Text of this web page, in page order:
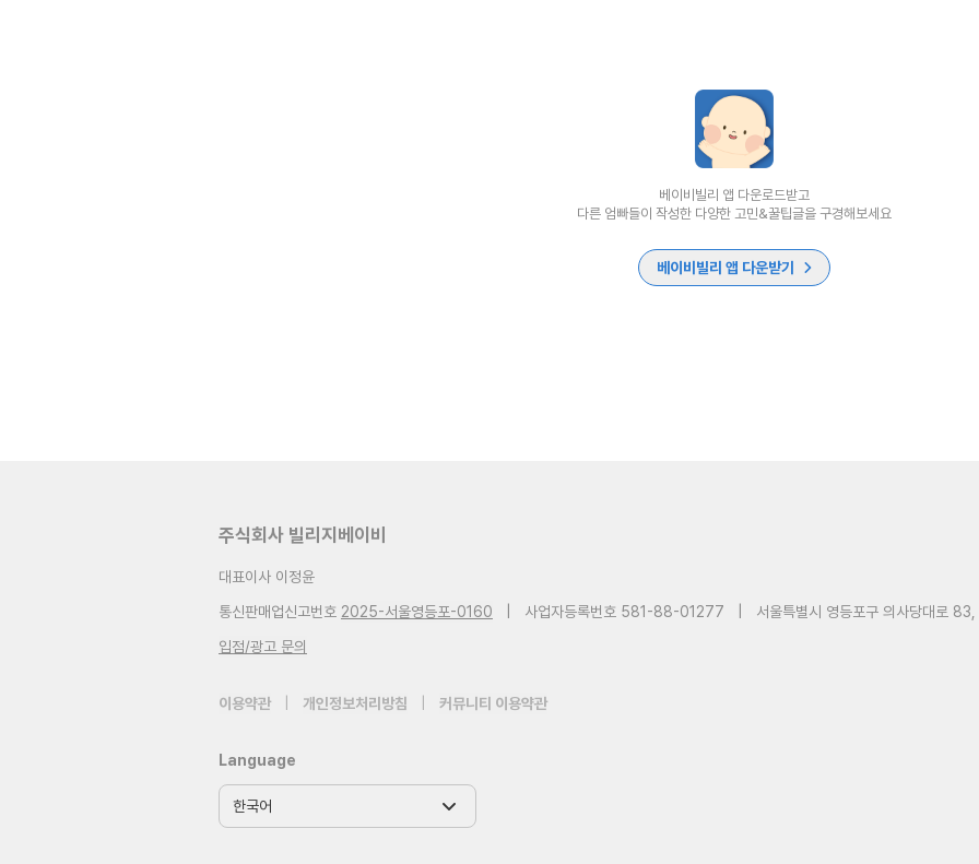
베이비빌리 앱 다운로드받고
다른 엄빠들이 작성한 다양한 고민&꿀팁글을 구경해보세요
베이비빌리 앱 다운받기
주식회사 빌리지베이비
대표이사 이정윤
통신판매업신고번호 2025-서울영등포-0160 사업자등록번호 581-88-01277
서울특별시 영등포구 의사당대로
입점/광고 문의
이용약관 개인정보처리방침 커뮤니티 이용약관
Language